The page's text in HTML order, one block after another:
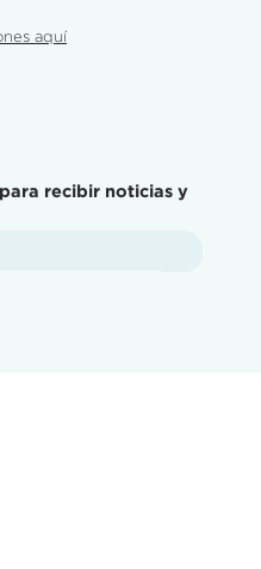
aquí
recibir noticias y